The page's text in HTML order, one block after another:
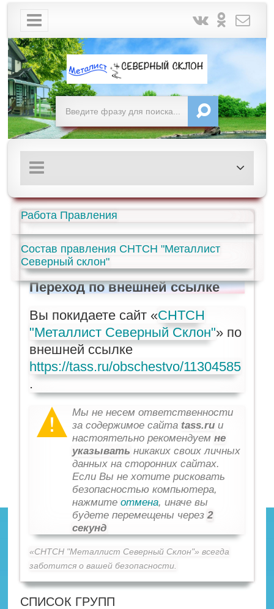
Работа Правления
Состав правления СНТСН "Металлист
Северный склон"
Переход по внешней ссылке
Вы покидаете сайт «СНТСН
"Металлист Северный Склон"» по
внешней ссылке
https://tass.ru/obschestvo/11304585
.
Мы не несем ответственности
за содержимое сайта tass.ru и
настоятельно рекомендуемне
указывать никаких своих личных
данных на сторонних сайтах.
Если Вы не хотите рисковать
безопасностью компьютера,
нажмитеотмена, иначе вы
будете перемещены через1
секунд
«СНТСН "Металлист Северный Склон"» всегда
заботится о вашей безопасности.
СПИСОК ГРУПП